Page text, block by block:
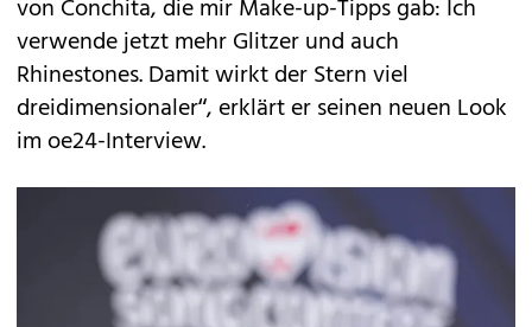
von Conchita, die mir Make-up-Tipps gab: Ich
verwende jetzt mehr Glitzer und auch
Rhinestones. Damit wirkt der Stern viel
dreidimensionaler“, erklärt er seinen neuen Look
im oe24-Interview.